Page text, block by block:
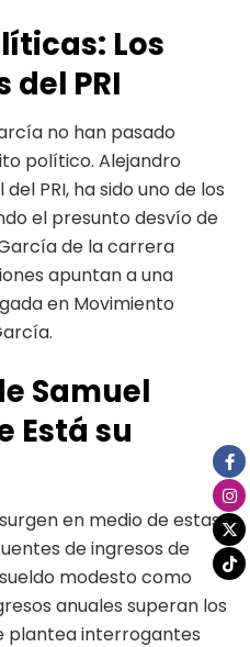
Los
PRI
no han pasado
político. Alejandro
PRI, ha sido uno de los
el presunto desvío de
de la carrera
apuntan a una
en Movimiento
Samuel
Está su
en medio de estas
de ingresos de
modesto como
anuales superan los
plantea interrogantes